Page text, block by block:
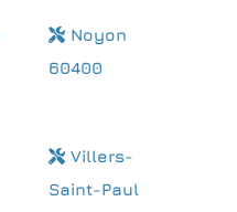
Noyon
60400
Villers-
Saint-Paul